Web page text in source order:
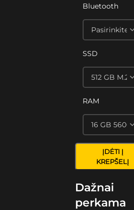
Bluetooth
SSD
RAM
ĮDĖTI Į
KREPŠELĮ
Dažnai
perkama